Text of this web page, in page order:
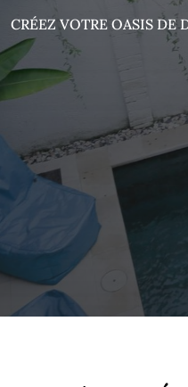
CRÉEZ VOTRE OASIS DE